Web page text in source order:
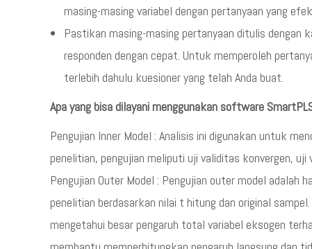
masing-masing variabel dengan pertanyaan yang
Pastikan masing-masing pertanyaan ditulis
responden dengan cepat. Untuk memperoleh
terlebih dahulu kuesioner yang telah Anda buat.
Apa yang bisa dilayani menggunakan software
Pengujian Inner Model : Analisis ini digunakan untuk
penelitian, pengujian meliputi uji validitas konvergen,
Pengujian Outer Model : Pengujian outer model adalah
penelitian berdasarkan nilai t hitung dan original
mengetahui besar pengaruh total variabel eksogen